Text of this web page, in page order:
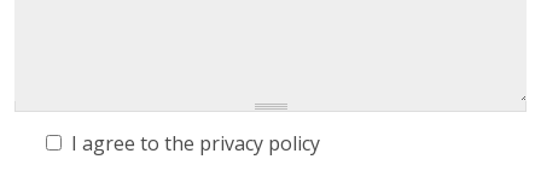
I agree to the privacy policy